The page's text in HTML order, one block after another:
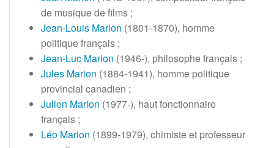
de musique de films ;
Jean-Louis Marion (1801-1870), homme
politique français ;
Jean-Luc Marion (1946-), philosophe français ;
Jules Marion (1884-1941), homme politique
provincial canadien ;
Julien Marion (1977-), haut fonctionnaire
français ;
Léo Marion (1899-1979), chimiste et professeur